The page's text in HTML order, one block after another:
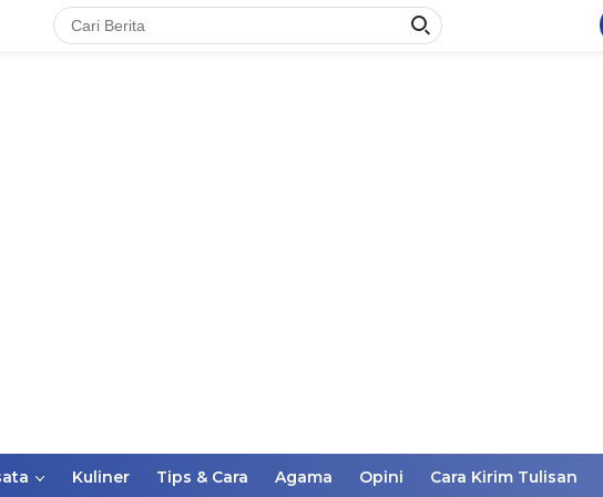
Kuliner Tips & Cara Agama Opini Cara Kirim Tulisan